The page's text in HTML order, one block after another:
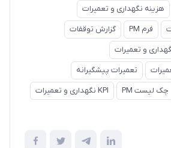
هزینه نگهداری و تعمیرات
فرم PM
گزارش توقفات
و تعمیرات
تعمیرات پیشگیرانه
چک لیست PM
KPI نگهداری و تعمیرات